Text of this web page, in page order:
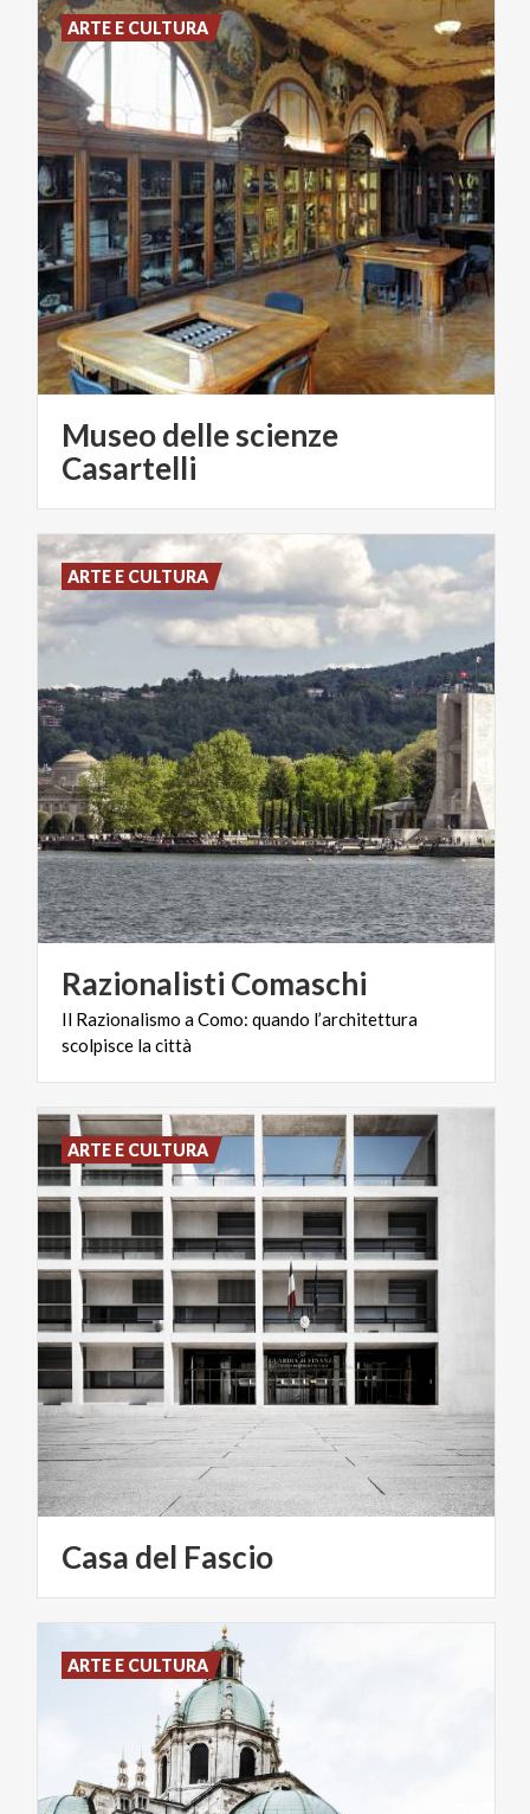
Museo delle scienze
Casartelli
ARTE E CULTURA
Razionalisti Comaschi
Il Razionalismo aComo: quando l’architettura
scolpisce lacittà
ARTE E CULTURA
Casa del Fascio
ARTE E CULTURA
ARTE E CULTURA